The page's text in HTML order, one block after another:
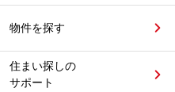
物件を探す
住まい探しの
サポート